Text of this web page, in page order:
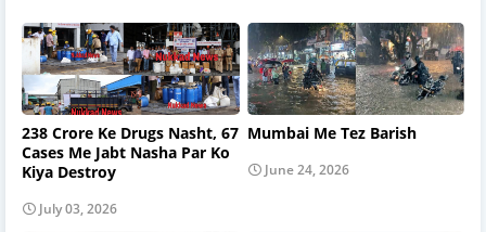
238 Crore Ke Drugs Nasht, 67
Cases Me Jabt Nasha Par Ko
Kiya Destroy
July 03, 2026
Mumbai Me Tez Barish
June 24, 2026